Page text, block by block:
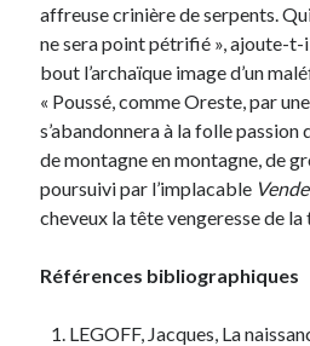
affreuse crinière de serpents.
ne sera point pétrifié », ajoute-t-
bout l’archaïque image d’un
« Poussé, comme Oreste, par
s’abandonnera à la folle
de montagne en montagne, de
poursuivi par l’implacable
cheveux la tête vengeresse de
Références bibliographiques
LEGOFF, Jacques, La